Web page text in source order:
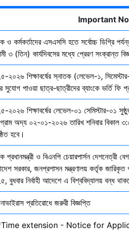
Important
ও কর্মকর্তাদের এসএসসি হতে সর্বোচ্চ ডিগ্রি
৩ (তিন) কার্যদিবসের মধ্যে প্রেরণ সংক্রান্ত
২০২৬ শিক্ষাবর্ষের স্নাতক (লেভেল-১,
সুযোগ পাওয়া ছাত্র-ছাত্রীদের ব্যাংকে ভর্তি ফি
২০২৬ শিক্ষাবর্ষের লেভেল-০১ সেমিস্টার-০১
অদ্য ০২-০১-২০২৬ তারিখ শনিবার বিকাল
হবে।
প্রধানমন্ত্রী ও বিএনপি চেয়ারপার্সন দেশনেত্রী
সরকার, জনপ্রশাসন মন্ত্রণালয় কর্তৃক
বুধবার নির্বাহী আদেশে এ বিশ্ববিদ্যালয় বন্ধ
প্রতিরোধে জরুরী বিজ্ঞপ্তি
extension - Notice for